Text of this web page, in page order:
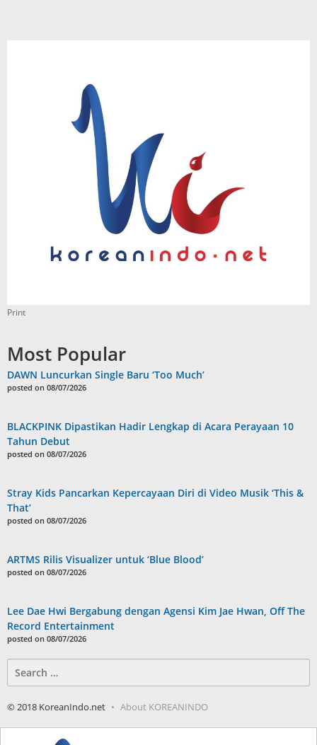
Print
Most Popular
DAWN Luncurkan Single Baru ‘Too Much’
posted on 08/07/2026
BLACKPINK Dipastikan Hadir Lengkap di Acara Perayaan 10
Tahun Debut
posted on 08/07/2026
Stray Kids Pancarkan Kepercayaan Diri di Video Musik ‘This &
That’
posted on 08/07/2026
ARTMS Rilis Visualizer untuk ‘Blue Blood’
posted on 08/07/2026
Lee Dae Hwi Bergabung dengan Agensi Kim Jae Hwan, Off The
Record Entertainment
posted on 08/07/2026
for:
© 2018 KoreanIndo.net About KOREANINDO